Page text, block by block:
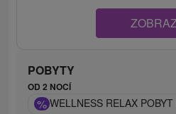
POBYTY
OD 2 NOCÍ
% WELLNESS RELAX